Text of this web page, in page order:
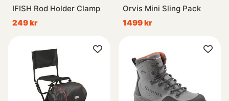
IFISH Rod Holder Clamp
249 kr
Orvis Mini Sling Pack
1499 kr